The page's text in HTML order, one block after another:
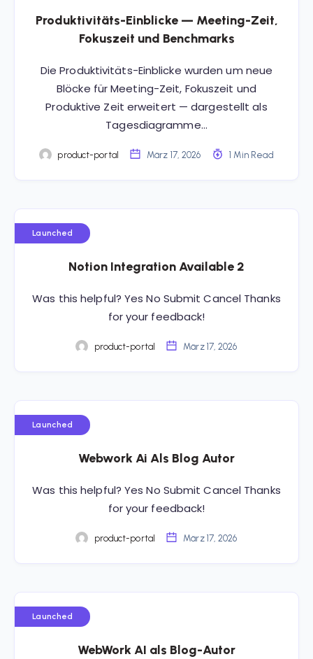
Produktivitäts-Einblicke — Meeting-Zeit,
Fokuszeit und Benchmarks
Die Produktivitäts-Einblicke wurden um neue
Blöcke für Meeting-Zeit, Fokuszeit und
Produktive Zeit erweitert — dargestellt als
Tagesdiagramme…
product-portal März 17, 2026 1 Min Read
Launched
Notion Integration Available 2
Was this helpful? Yes No Submit Cancel Thanks
for your feedback!
product-portal März 17, 2026
Launched
Webwork Ai Als Blog Autor
Was this helpful? Yes No Submit Cancel Thanks
for your feedback!
product-portal März 17, 2026
Launched
WebWork AI als Blog-Autor